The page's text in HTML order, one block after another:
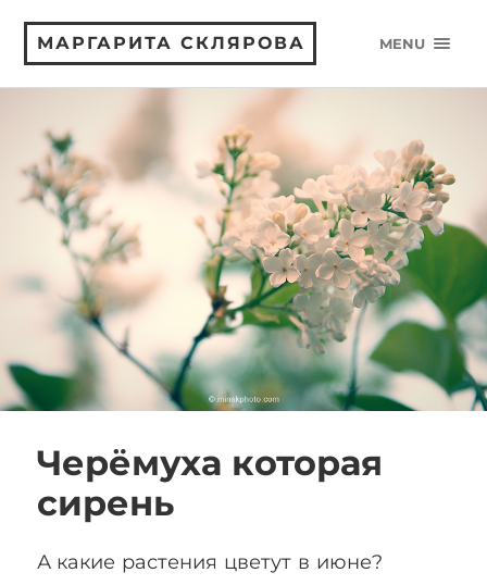
МАРГАРИТА СКЛЯРОВА MENU
Черёмуха которая
сирень
А какие растения цветут в июне?